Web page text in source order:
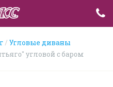
Угловые диваны
угловой с баром